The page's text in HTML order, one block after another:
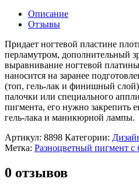
Описание
Отзывы
Придает ногтевой пластине
перламутром, дополнительный
выравнивание ногтевой
наносится на заранее
(топ, гель-лак и финишный
палочки или специального
пигмента, его нужно
гель-лака и маникюрной лампы.
Артикул: 8898 Категории:
Метка: Разноцветный пигмент с
0 отзывов